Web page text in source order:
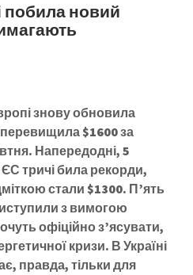
побила новий
знову обновила
$1600 за
Напередодні, 5
тричі била рекорди,
стали $1300. П’ять
з вимогою
офіційно з’ясувати,
кризи. В Україні
правда, тільки для